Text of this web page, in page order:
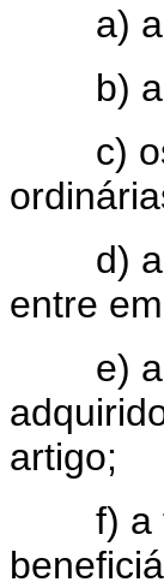
a) a
b) a
c) os
d) a
entre
e) a
artigo;
f) a